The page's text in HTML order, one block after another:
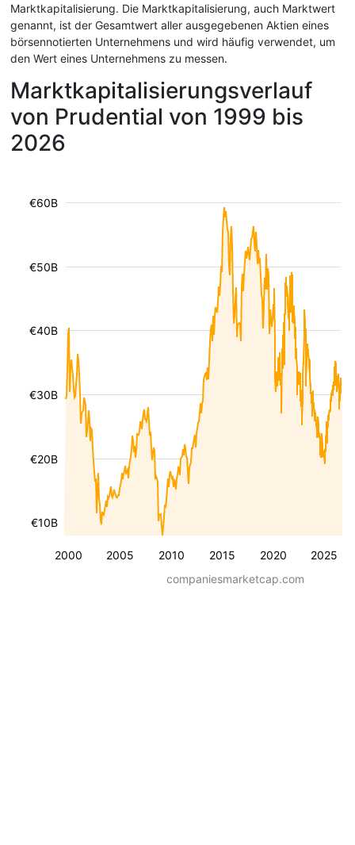
Marktkapitalisierung. Die Marktkapitalisierung, auch Marktwert
genannt, ist der Gesamtwert aller ausgegebenen Aktien eines
börsennotierten Unternehmens und wird häufig verwendet, um
den Wert eines Unternehmens zu messen.
Marktkapitalisierungsverlauf
von Prudential von 1999 bis
2026
2000 2005 2010 2015 2020 2025
€10B
€20B
€30B
€40B
€50B
€60B
companiesmarketcap.com